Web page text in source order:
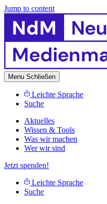
Jump to content
Menu Schließen
Leichte Sprache
Suche
Aktuelles
Wissen & Tools
Was wir machen
Wer wir sind
Jetzt spenden!
Leichte Sprache
Suche